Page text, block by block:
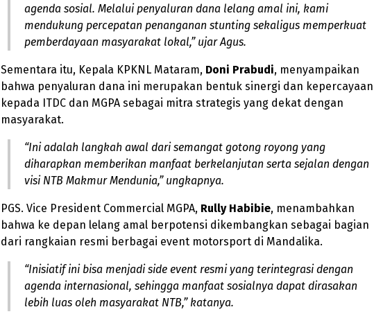
agenda sosial. Melalui penyaluran dana lelang amal ini, kami
mendukung percepatan penanganan stunting sekaligus memperkuat
pemberdayaan masyarakat lokal,” ujar Agus.
Sementara itu, Kepala KPKNL Mataram, Doni Prabudi, menyampaikan
bahwa penyaluran dana ini merupakan bentuk sinergi dan kepercayaan
kepada ITDC dan MGPA sebagai mitra strategis yang dekat dengan
masyarakat.
“Ini adalah langkah awal dari semangat gotong royong yang
diharapkan memberikan manfaat berkelanjutan serta sejalan dengan
visi NTB Makmur Mendunia,” ungkapnya.
PGS. Vice President Commercial MGPA, Rully Habibie, menambahkan
bahwa ke depan lelang amal berpotensi dikembangkan sebagai bagian
dari rangkaian resmi berbagai event motorsport di Mandalika.
“Inisiatif ini bisa menjadiside event resmi yang terintegrasi dengan
agenda internasional, sehingga manfaat sosialnya dapat dirasakan
lebih luas oleh masyarakat NTB,” katanya.